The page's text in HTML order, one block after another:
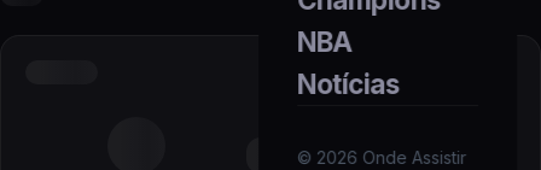
NBA
Notícias
© 2026 Onde Assistir